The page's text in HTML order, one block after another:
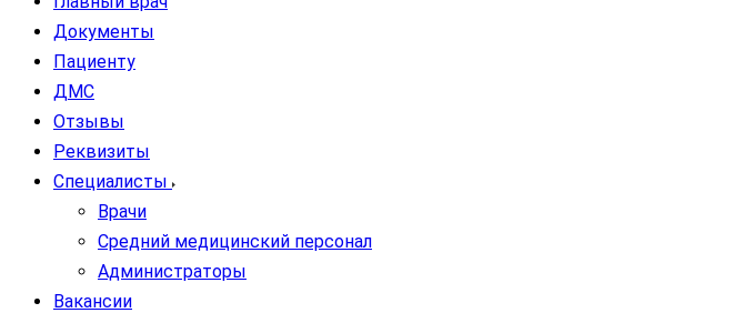
Документы
Пациенту
ДМС
Отзывы
Реквизиты
Специалисты
Врачи
Средний медицинский персонал
Администраторы
Вакансии